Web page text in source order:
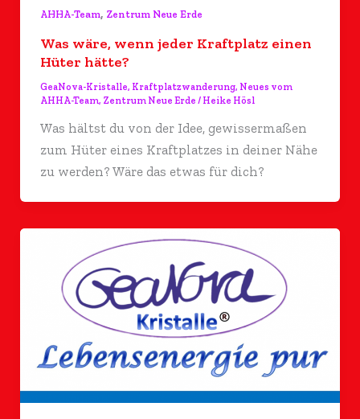
AHHA-Team, Zentrum Neue Erde
Was wäre, wenn jeder Kraftplatz einen
Hüter hätte?
GeaNova-Kristalle, Kraftplatzwanderung, Neues vom
AHHA-Team, Zentrum Neue Erde / Heike Hösl
Was hältst du von der Idee, gewissermaßen
zum Hüter eines Kraftplatzes in deiner Nähe
zu werden? Wäre das etwas für dich?